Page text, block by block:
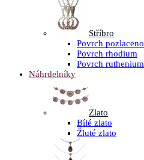
Stříbro
Povrch pozlaceno
Povrch rhodium
Povrch ruthenium
Náhrdelníky
Zlato
Bílé zlato
Žluté zlato